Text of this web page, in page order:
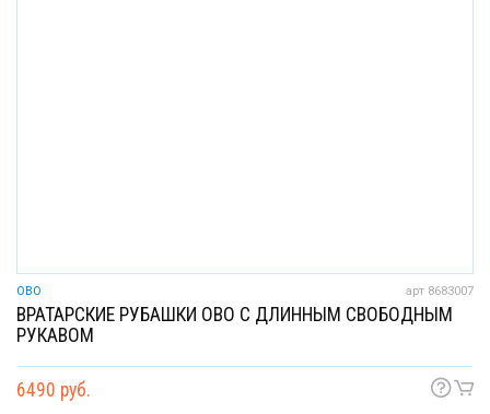
OBO арт 8683007
ВРАТАРСКИЕ РУБАШКИ OBO С ДЛИННЫМ СВОБОДНЫМ
РУКАВОМ
6490 руб.